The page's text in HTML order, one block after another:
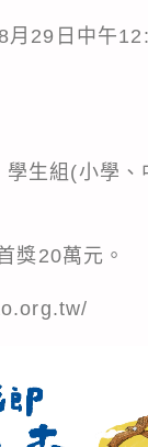
29日中午
生組(小學
獎20萬元。